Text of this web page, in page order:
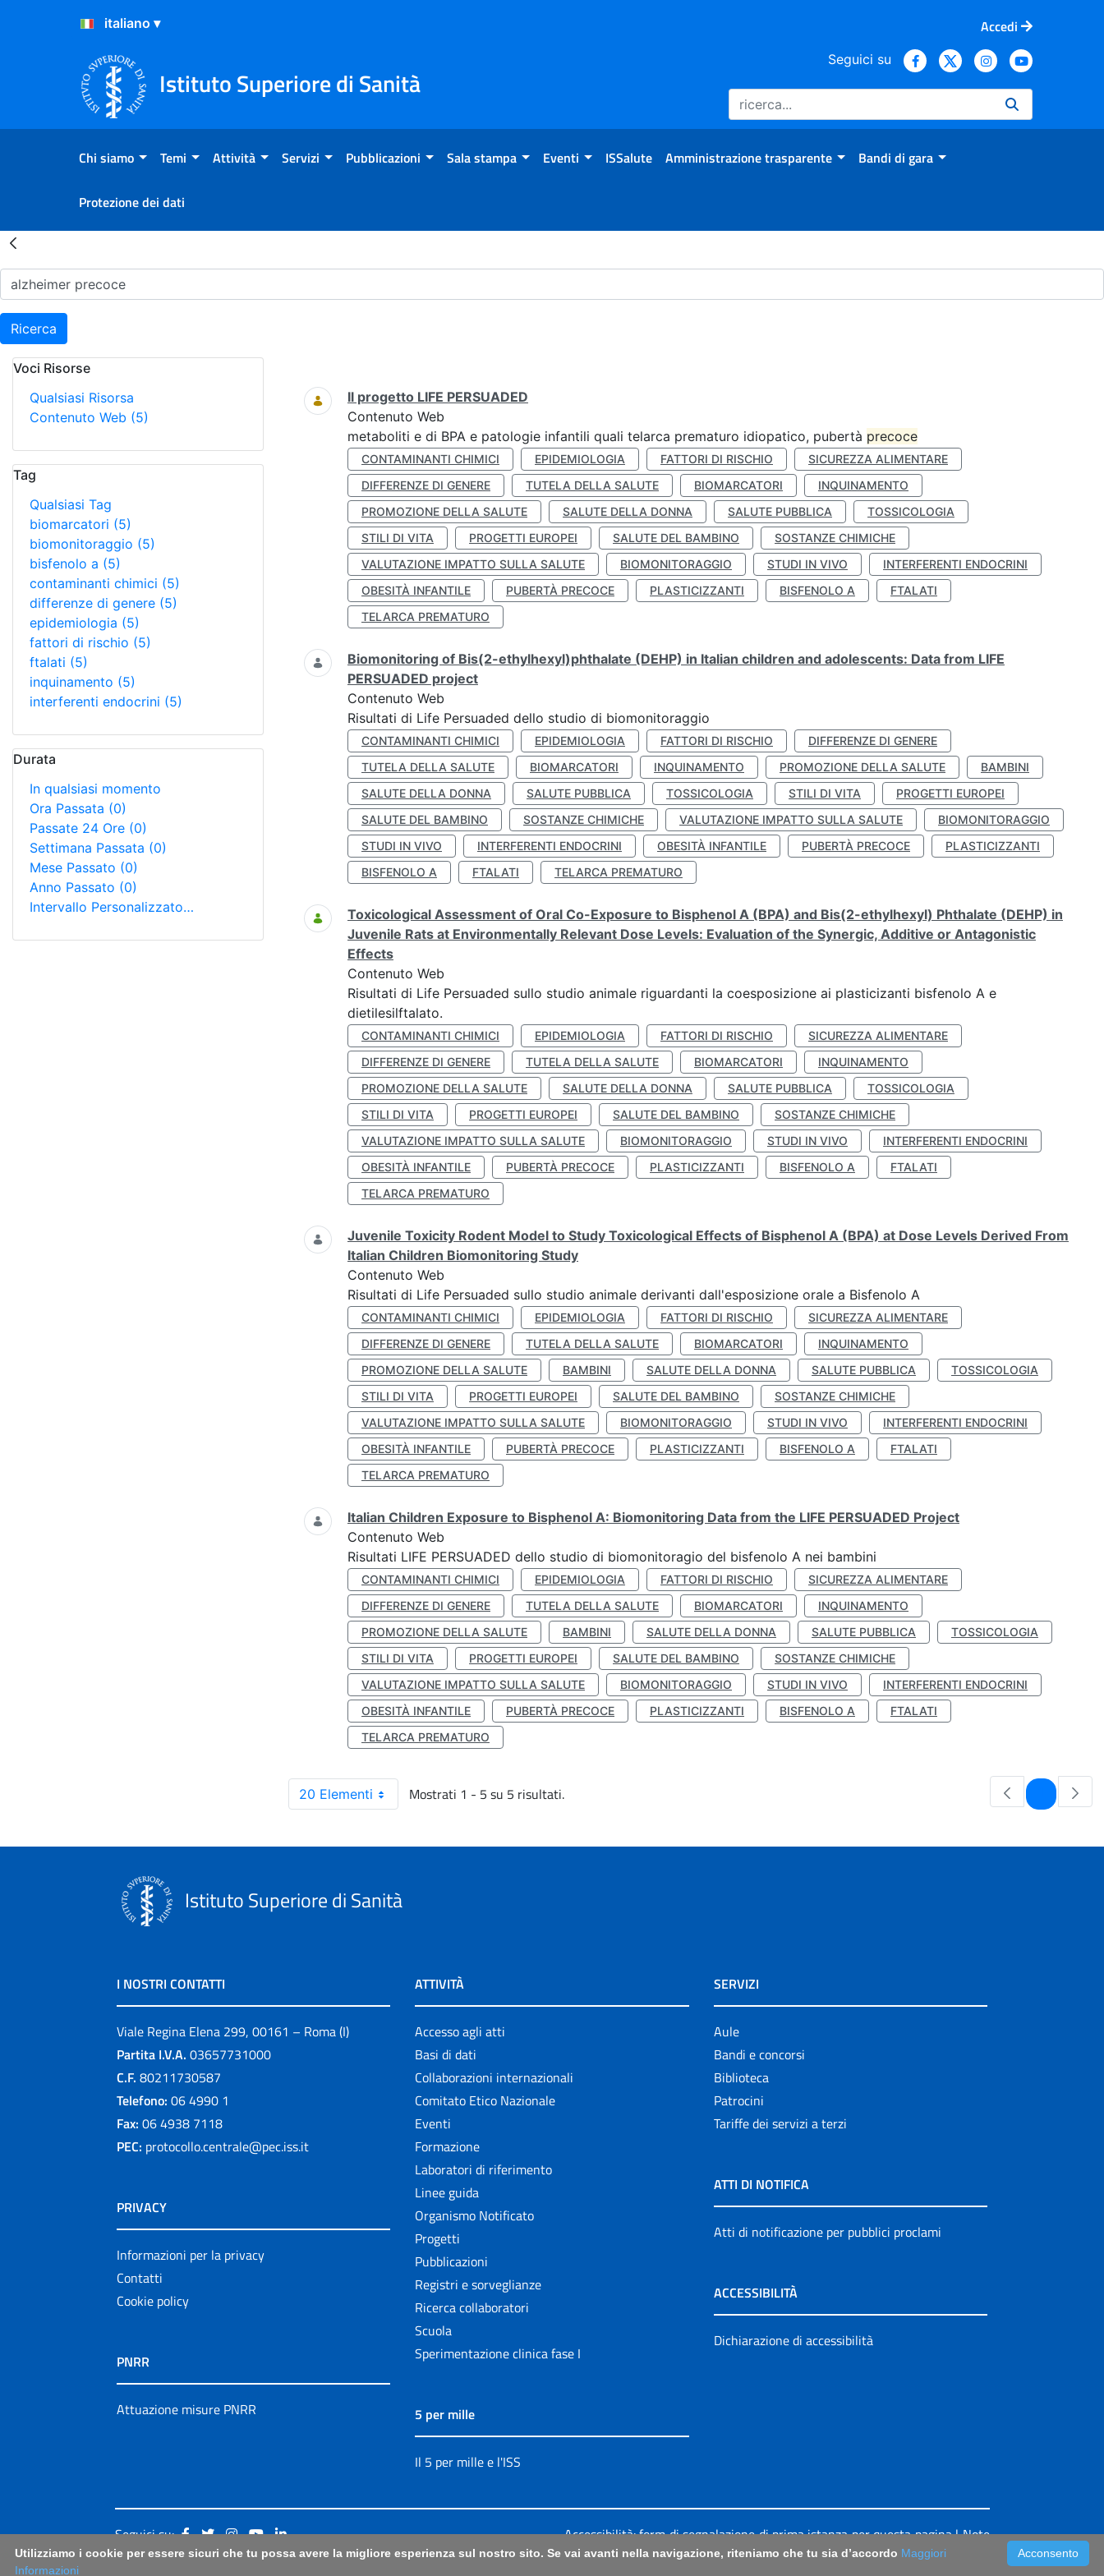
Salta al Contenuto
Salta al Footer
Accedi
Istituto Superiore di Sanità
Seguici su
Chi siamo Temi Attività Servizi Pubblicazioni Sala stampa Eventi ISSalute Amministrazione trasparente Bandi di gara
Protezione dei dati
Risultati della Ricerca - Home
Ricerca
Voci Risorse
Qualsiasi Risorsa
Contenuto Web (5)
Tag
Qualsiasi Tag
biomarcatori (5)
biomonitoraggio (5)
bisfenolo a (5)
contaminanti chimici (5)
differenze di genere (5)
epidemiologia (5)
fattori di rischio (5)
ftalati (5)
inquinamento (5)
interferenti endocrini (5)
Durata
In qualsiasi momento
Ora Passata (0)
Passate 24 Ore (0)
Settimana Passata (0)
Mese Passato (0)
Anno Passato (0)
Intervallo Personalizzato…
Ricerca
Il progetto LIFE PERSUADED
Contenuto Web
metaboliti e di BPA e patologie infantili quali telarca prematuro idiopatico, pubertà precoce
CONTAMINANTI CHIMICI EPIDEMIOLOGIA FATTORI DI RISCHIO
SICUREZZA ALIMENTARE
DIFFERENZE DI GENERE
TUTELA DELLA SALUTE BIOMARCATORI
INQUINAMENTO
PROMOZIONE DELLA SALUTE
SALUTE DELLA DONNA SALUTE PUBBLICA
TOSSICOLOGIA
STILI DI VITA
PROGETTI EUROPEI SALUTE DEL BAMBINO
SOSTANZE CHIMICHE
VALUTAZIONE IMPATTO SULLA SALUTE
BIOMONITORAGGIO STUDI IN VIVO
INTERFERENTI ENDOCRINI
OBESITÀ INFANTILE
PUBERTÀ PRECOCE PLASTICIZZANTI BISFENOLO A
FTALATI
TELARCA PREMATURO
Biomonitoring of Bis(2-ethylhexyl)phthalate (DEHP) in Italian children and adolescents: Data from LIFE
PERSUADED project
Contenuto Web
Risultati di Life Persuaded dello studio di biomonitoraggio
CONTAMINANTI CHIMICI EPIDEMIOLOGIA FATTORI DI RISCHIO
DIFFERENZE DI GENERE
TUTELA DELLA SALUTE
BIOMARCATORI INQUINAMENTO PROMOZIONE DELLA SALUTE
BAMBINI
SALUTE DELLA DONNA
SALUTE PUBBLICA TOSSICOLOGIA STILI DI VITA
PROGETTI EUROPEI
SALUTE DEL BAMBINO
SOSTANZE CHIMICHE VALUTAZIONE IMPATTO SULLA SALUTE
BIOMONITORAGGIO
STUDI IN VIVO
INTERFERENTI ENDOCRINI OBESITÀ INFANTILE PUBERTÀ PRECOCE
PLASTICIZZANTI
BISFENOLO A
FTALATI TELARCA PREMATURO
Toxicological Assessment of Oral Co-Exposure to Bisphenol A (BPA) and Bis(2-ethylhexyl) Phthalate (DEHP) in
Juvenile Rats at Environmentally Relevant Dose Levels: Evaluation of the Synergic, Additive or Antagonistic
Effects
Contenuto Web
Risultati di Life Persuaded sullo studio animale riguardanti la coesposizione ai plasticizanti bisfenolo A e
dietilesilftalato.
CONTAMINANTI CHIMICI EPIDEMIOLOGIA FATTORI DI RISCHIO
SICUREZZA ALIMENTARE
DIFFERENZE DI GENERE
TUTELA DELLA SALUTE BIOMARCATORI
INQUINAMENTO
PROMOZIONE DELLA SALUTE
SALUTE DELLA DONNA SALUTE PUBBLICA
TOSSICOLOGIA
STILI DI VITA
PROGETTI EUROPEI SALUTE DEL BAMBINO
SOSTANZE CHIMICHE
VALUTAZIONE IMPATTO SULLA SALUTE
BIOMONITORAGGIO STUDI IN VIVO
INTERFERENTI ENDOCRINI
OBESITÀ INFANTILE
PUBERTÀ PRECOCE PLASTICIZZANTI BISFENOLO A
FTALATI
TELARCA PREMATURO
Juvenile Toxicity Rodent Model to Study Toxicological Effects of Bisphenol A (BPA) at Dose Levels Derived From
Italian Children Biomonitoring Study
Contenuto Web
Risultati di Life Persuaded sullo studio animale derivanti dall'esposizione orale a Bisfenolo A
CONTAMINANTI CHIMICI EPIDEMIOLOGIA FATTORI DI RISCHIO
SICUREZZA ALIMENTARE
DIFFERENZE DI GENERE
TUTELA DELLA SALUTE BIOMARCATORI
INQUINAMENTO
PROMOZIONE DELLA SALUTE
BAMBINI SALUTE DELLA DONNA SALUTE PUBBLICA
TOSSICOLOGIA
STILI DI VITA
PROGETTI EUROPEI SALUTE DEL BAMBINO
SOSTANZE CHIMICHE
VALUTAZIONE IMPATTO SULLA SALUTE
BIOMONITORAGGIO STUDI IN VIVO
INTERFERENTI ENDOCRINI
OBESITÀ INFANTILE
PUBERTÀ PRECOCE PLASTICIZZANTI BISFENOLO A
FTALATI
TELARCA PREMATURO
Italian Children Exposure to Bisphenol A: Biomonitoring Data from the LIFE PERSUADED Project
Contenuto Web
Risultati LIFE PERSUADED dello studio di biomonitoragio del bisfenolo A nei bambini
CONTAMINANTI CHIMICI EPIDEMIOLOGIA FATTORI DI RISCHIO
SICUREZZA ALIMENTARE
DIFFERENZE DI GENERE
TUTELA DELLA SALUTE BIOMARCATORI
INQUINAMENTO
PROMOZIONE DELLA SALUTE
BAMBINI SALUTE DELLA DONNA SALUTE PUBBLICA
TOSSICOLOGIA
STILI DI VITA
PROGETTI EUROPEI SALUTE DEL BAMBINO
SOSTANZE CHIMICHE
VALUTAZIONE IMPATTO SULLA SALUTE
BIOMONITORAGGIO STUDI IN VIVO
INTERFERENTI ENDOCRINI
OBESITÀ INFANTILE
PUBERTÀ PRECOCE PLASTICIZZANTI BISFENOLO A
FTALATI
TELARCA PREMATURO
20 Elementi Mostrati 1 - 5 su 5 risultati. Pagina
Istituto Superiore di Sanità
I NOSTRI CONTATTI
Viale Regina Elena 299, 00161 – Roma (I)
Partita I.V.A. 03657731000
C.F. 80211730587
Telefono: 06 4990 1
Fax: 06 4938 7118
PEC: protocollo.centrale@pec.iss.it
PRIVACY
Informazioni per la privacy
Contatti
Cookie policy
PNRR
Attuazione misure PNRR
ATTIVITÀ
Accesso agli atti
Basi di dati
Collaborazioni internazionali
Comitato Etico Nazionale
Eventi
Formazione
Laboratori di riferimento
Linee guida
Organismo Notificato
Progetti
Pubblicazioni
Registri e sorveglianze
Ricerca collaboratori
Scuola
Sperimentazione clinica fase I
5 per mille
Il 5 per mille e l'ISS
SERVIZI
Aule
Bandi e concorsi
Biblioteca
Patrocini
Tariffe dei servizi a terzi
ATTI DI NOTIFICA
Atti di notificazione per pubblici proclami
ACCESSIBILITÀ
Dichiarazione di accessibilità
Seguici su: Accessibilità: form di segnalazione di prima istanza per questa pagina|Note
Legali|Sitemap Acconsento
Utilizziamo i cookie per essere sicuri che tu possa avere la migliore esperienza sul nostro sito. Se vai avanti nella navigazione, riteniamo che tu sia d’accordo Maggiori
Informazioni